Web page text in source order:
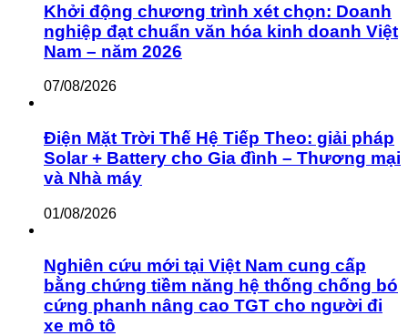
Khởi động chương trình xét chọn: Doanh
nghiệp đạt chuẩn văn hóa kinh doanh Việt
Nam – năm 2026
07/08/2026
Điện Mặt Trời Thế Hệ Tiếp Theo: giải pháp
Solar + Battery cho Gia đình – Thương mại
và Nhà máy
01/08/2026
Nghiên cứu mới tại Việt Nam cung cấp
bằng chứng tiềm năng hệ thống chống bó
cứng phanh nâng cao TGT cho người đi
xe mô tô